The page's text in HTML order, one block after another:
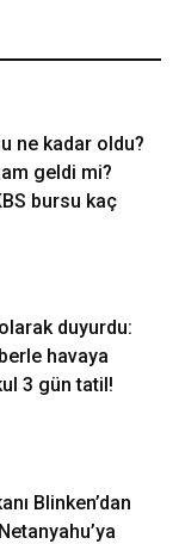
ne kadar oldu?
geldi mi?
bursu kaç
duyurdu:
havaya
3 gün tatil!
Blinken’dan